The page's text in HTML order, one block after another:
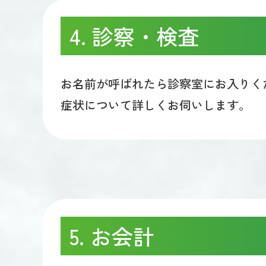
4. 診察・検査
お名前が呼ばれたら診察室にお入り
症状について詳しくお伺いします。
5. お会計